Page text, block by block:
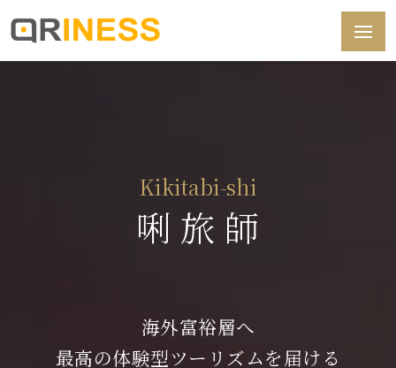
Kikitabi-shi
唎 旅 師
海外富裕層へ
最高の体験型ツーリズムを届ける